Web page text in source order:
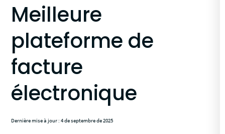
Meilleure
plateforme de
facture
électronique
Dernière mise à jour : 4 de septembre de 2025